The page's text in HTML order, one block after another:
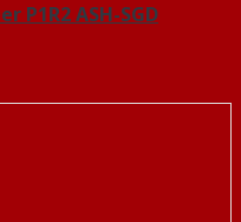
P1R2 ASH-SGD